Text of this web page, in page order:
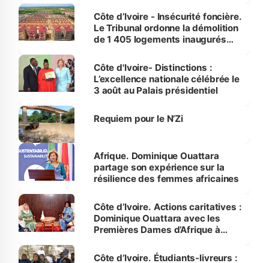
Côte d’Ivoire - Insécurité foncière.
Le Tribunal ordonne la démolition
de 1 405 logements inaugurés
Bassam
Côte d'Ivoire- Distinctions :
L’excellence nationale célébrée le
3 août au Palais présidentiel
Requiem pour le N’Zi
Afrique. Dominique Ouattara
partage son expérience sur la
résilience des femmes africaines
Côte d’Ivoire. Actions caritatives :
Dominique Ouattara avec les
Premières Dames d’Afrique à
Côte d’Ivoire. Étudiants-livreurs :